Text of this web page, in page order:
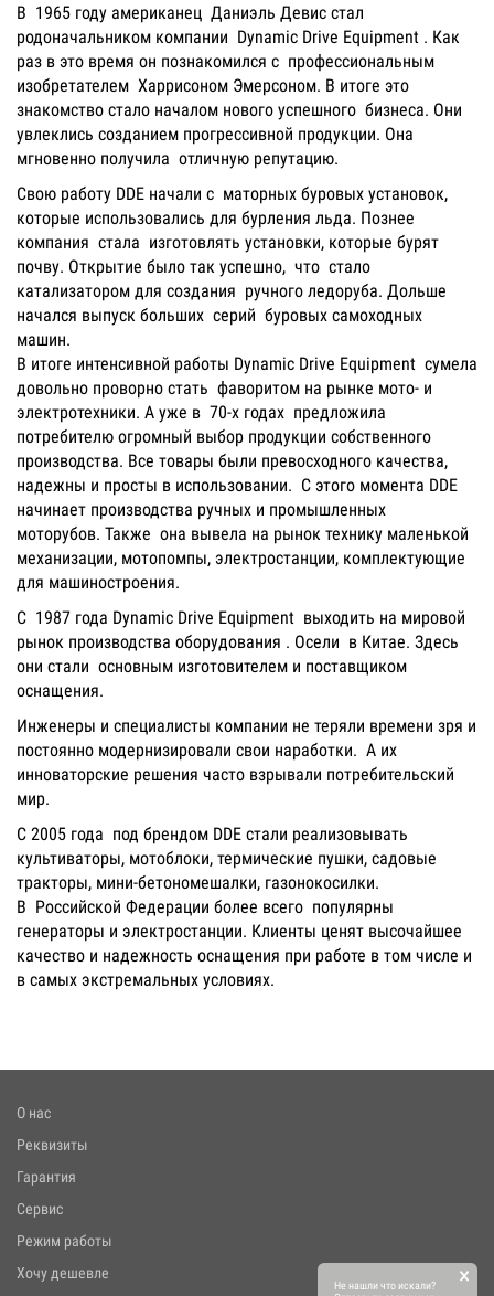
В 1965 году американец Даниэль Девис стал
родоначальником компании Dynamic Drive Equipment . Как
раз в это время он познакомился с профессиональным
изобретателем Харрисоном Эмерсоном. В итоге это
знакомство стало началом нового успешного бизнеса. Они
увлеклись созданием прогрессивной продукции. Она
мгновенно получила отличную репутацию.
Свою работу DDE начали с маторных буровых установок,
которые использовались для бурления льда. Познее
компания стала изготовлять установки, которые бурят
почву. Открытие было так успешно, что стало
катализатором для создания ручного ледоруба. Дольше
начался выпуск больших серий буровых самоходных
машин.
В итоге интенсивной работы Dynamic Drive Equipment сумела
довольно проворно стать фаворитом на рынке мото- и
электротехники. А уже в 70-х годах предложила
потребителю огромный выбор продукции собственного
производства. Все товары были превосходного качества,
надежны и просты в использовании. С этого момента DDE
начинает производства ручных и промышленных
моторубов. Также она вывела на рынок технику маленькой
механизации, мотопомпы, электростанции, комплектующие
для машиностроения.
С 1987 года Dynamic Drive Equipment выходить на мировой
рынок производства оборудования . Осели в Китае. Здесь
они стали основным изготовителем и поставщиком
оснащения.
Инженеры и специалисты компании не теряли времени зря и
постоянно модернизировали свои наработки. А их
инноваторские решения часто взрывали потребительский
мир.
С 2005 года под брендом DDE стали реализовывать
культиваторы, мотоблоки, термические пушки, садовые
тракторы, мини-бетономешалки, газонокосилки.
В Российской Федерации более всего популярны
генераторы и электростанции. Клиенты ценят высочайшее
качество и надежность оснащения при работе в том числе и
в самых экстремальных условиях.
О нас
Реквизиты
Гарантия
Сервис
Режим работы
Хочу дешевле
Не нашли что искали?
×